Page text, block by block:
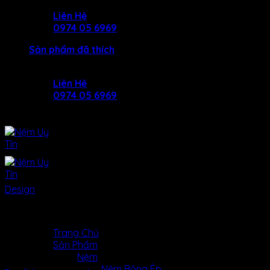
Liên Hệ
0974 05 6969
Sản phẩm đã thích
Liên Hệ
0974 05 6969
Trang Chủ
Sản Phẩm
Nệm
Design
Lorem ipsum dolor sit amet, consectetuer adipiscing elit,